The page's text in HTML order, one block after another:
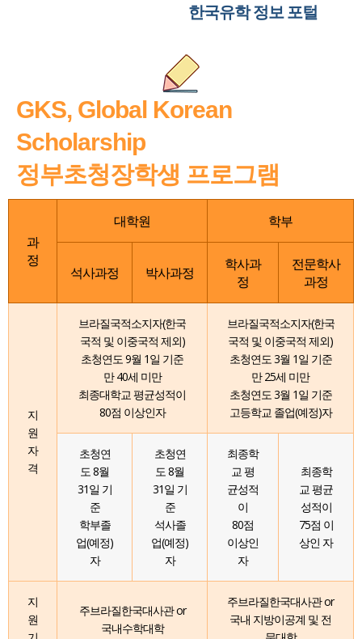
한국유학 정보 포털
GKS, Global Korean
Scholarship
정부초청장학생 프로그램
과
정
대학원 학부
석사과정 박사과정
학사과
정
전문학사
과정
지
원
자
격
브라질국적소지자(한국
국적 및 이중국적 제외)
초청연도 9월 1일 기준
만 40세 미만
최종대학교 평균성적이
80점 이상인자
브라질국적소지자(한국
국적 및 이중국적 제외)
초청연도 3월 1일 기준
만 25세 미만
초청연도 3월 1일 기준
고등학교 졸업(예정)자
초청연
도 8월
31일 기
준
학부졸
업(예정)
자
초청연
도 8월
31일 기
준
석사졸
업(예정)
자
최종학
교 평
균성적
이
80점
이상인
자
최종학
교 평균
성적이
75점 이
상인 자
지
원
주브라질한국대사관 or
국내수학대학
주브라질한국대사관 or
국내 지방이공계 및 전